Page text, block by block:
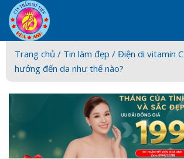
Skip
to
content
Trang chủ / Tin làm đẹp / Điện di vitamin
hưởng đến da như thế nào?